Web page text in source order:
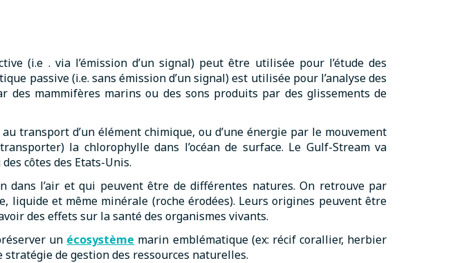
(i.e . via l’émission d’un signal) peut être utilisée pour l’étude des
passive (i.e. sans émission d’un signal) est utilisée pour l’analyse des
des mammifères marins ou des sons produits par des glissements de
transport d’un élément chimique, ou d’une énergie par le mouvement
la chlorophylle dans l’océan de surface. Le Gulf-Stream va
côtes des Etats-Unis.
dans l’air et qui peuvent être de différentes natures. On retrouve par
liquide et même minérale (roche érodées). Leurs origines peuvent être
des effets sur la santé des organismes vivants.
un écosystème marin emblématique (ex: récif corallier, herbier
stratégie de gestion des ressources naturelles.